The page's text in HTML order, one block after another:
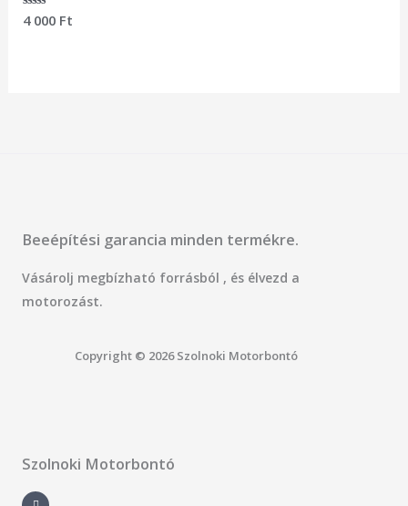
Értékelés:
4 000 Ft
Beeépítési garancia minden termékre.
Vásárolj megbízható forrásból , és élvezd a
motorozást.
Copyright © 2026 Szolnoki Motorbontó
Szolnoki Motorbontó
a